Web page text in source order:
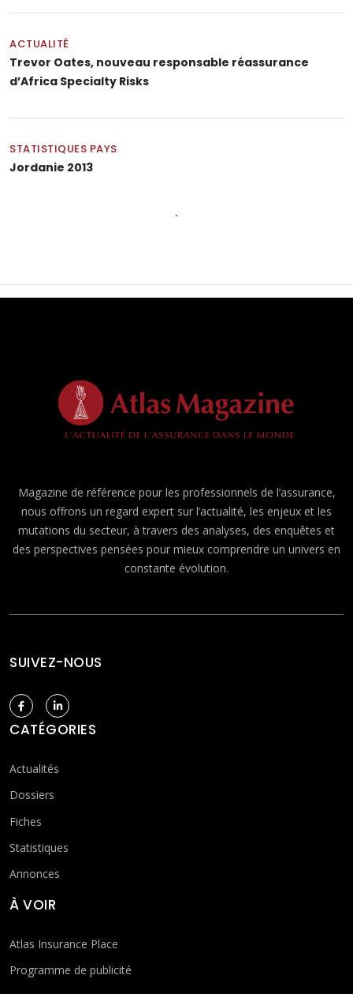
ACTUALITÉ
Trevor Oates, nouveau responsable réassurance
d’Africa Specialty Risks
STATISTIQUES PAYS
Jordanie 2013
Magazine de référence pour les professionnels de l’assurance,
nous offrons un regard expert sur l’actualité, les enjeux et les
mutations du secteur, à travers des analyses, des enquêtes et
des perspectives pensées pour mieux comprendre un univers en
constante évolution.
SUIVEZ-NOUS
CATÉGORIES
Actualités
Dossiers
Fiches
Statistiques
Annonces
À VOIR
Atlas Insurance Place
Programme de publicité